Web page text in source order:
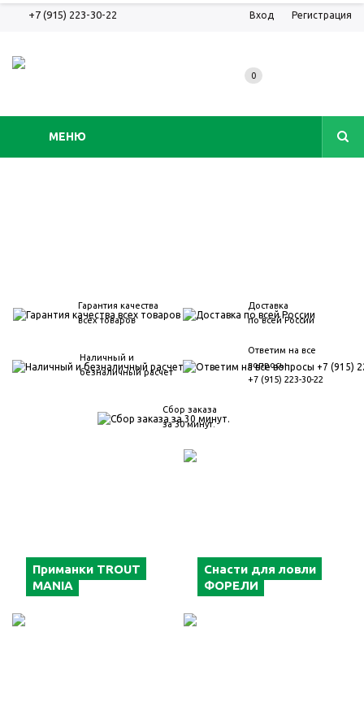
+7 (915) 223-30-22 Вход Регистрация
МЕНЮ
0
Гарантия качества
всех товаров
Доставка
по всей России
Наличный и
безналичный расчет
Ответим на все
вопросы
+7 (915) 223-30-22
Сбор заказа
за 30 минут.
Приманки TROUT
MANIA
Снасти для ловли
ФОРЕЛИ